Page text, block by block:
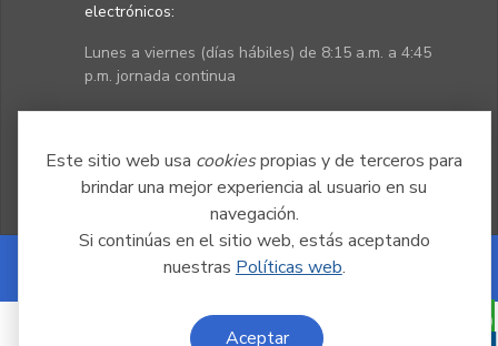
Este sitio web usa cookiespropias y de terceros para
brindar una mejor experiencia al usuario en su
navegación.
Si continúas en el sitio web, estás aceptando
nuestras Políticas web.
Aceptar
electrónicos:
Lunes a viernes (días hábiles) de 8:15 a.m. a 4:45
p.m. jornada continua
Powered by Nexura